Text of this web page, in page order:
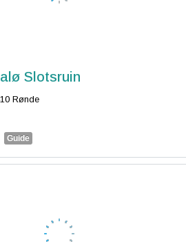
Slotsruin
Rønde
Guide